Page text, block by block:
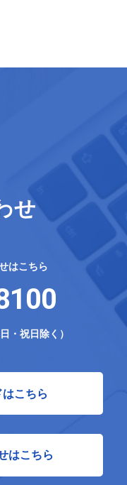
せ
はこちら
・祝日除く）
こちら
はこちら